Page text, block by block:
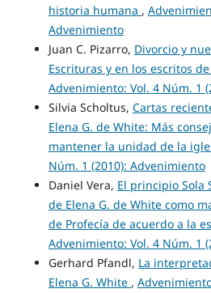
historia humana ,
Advenimiento
Juan C. Pizarro, Divorcio y
Escrituras y en los escritos
Advenimiento: Vol. 4 Núm. 1
Silvia Scholtus, Cartas
Elena G. de White: Más
mantener la unidad de la
Núm. 1 (2010): Advenimiento
Daniel Vera, El principio Sola
de Elena G. de White como
de Profecía de acuerdo a la
Advenimiento: Vol. 4 Núm. 1
Gerhard Pfandl, La
Elena G. White ,